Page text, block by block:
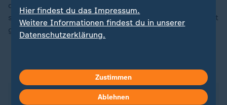
die Kündigung berufen. Der Härtegrund muss
spätestens zwei Monate vor Ablauf der Kündigungsfrist
geltend gemacht werden.
Mieterschutz durch die Sozialklausel
Das deutsche Mietrecht erkennt die
Hier findest du das Impressum.
Weitere Informationen findest du in unserer
Datenschutzerklärung.
Zustimmen
Ablehnen